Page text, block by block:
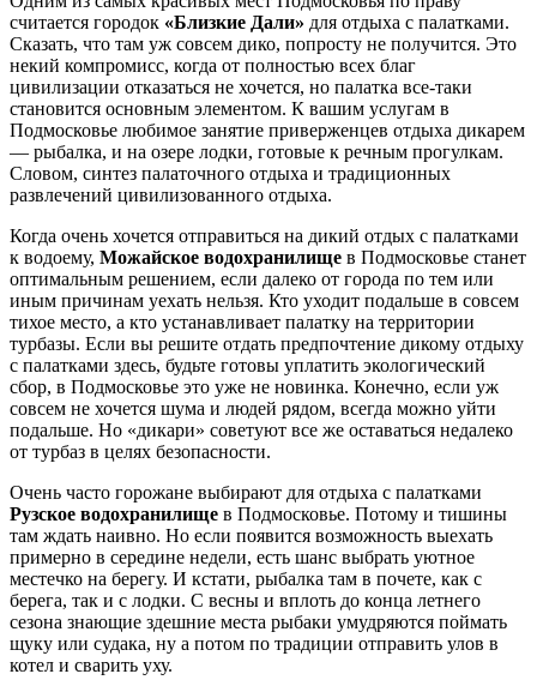
считается городок «Близкие Дали» для отдыха с палатками.
Сказать, что там уж совсем дико, попросту не получится. Это
некий компромисс, когда от полностью всех благ
цивилизации отказаться не хочется, но палатка все-таки
становится основным элементом. К вашим услугам в
Подмосковье любимое занятие приверженцев отдыха дикарем
— рыбалка, и на озере лодки, готовые к речным прогулкам.
Словом, синтез палаточного отдыха и традиционных
развлечений цивилизованного отдыха.
Когда очень хочется отправиться на дикий отдых с палатками
к водоему, Можайское водохранилище в Подмосковье станет
оптимальным решением, если далеко от города по тем или
иным причинам уехать нельзя. Кто уходит подальше в совсем
тихое место, а кто устанавливает палатку на территории
турбазы. Если вы решите отдать предпочтение дикому отдыху
с палатками здесь, будьте готовы уплатить экологический
сбор, в Подмосковье это уже не новинка. Конечно, если уж
совсем не хочется шума и людей рядом, всегда можно уйти
подальше. Но «дикари» советуют все же оставаться недалеко
от турбаз в целях безопасности.
Очень часто горожане выбирают для отдыха с палатками
Рузское водохранилище в Подмосковье. Потому и тишины
там ждать наивно. Но если появится возможность выехать
примерно в середине недели, есть шанс выбрать уютное
местечко на берегу. И кстати, рыбалка там в почете, как с
берега, так и с лодки. С весны и вплоть до конца летнего
сезона знающие здешние места рыбаки умудряются поймать
щуку или судака, ну а потом по традиции отправить улов в
котел и сварить уху.